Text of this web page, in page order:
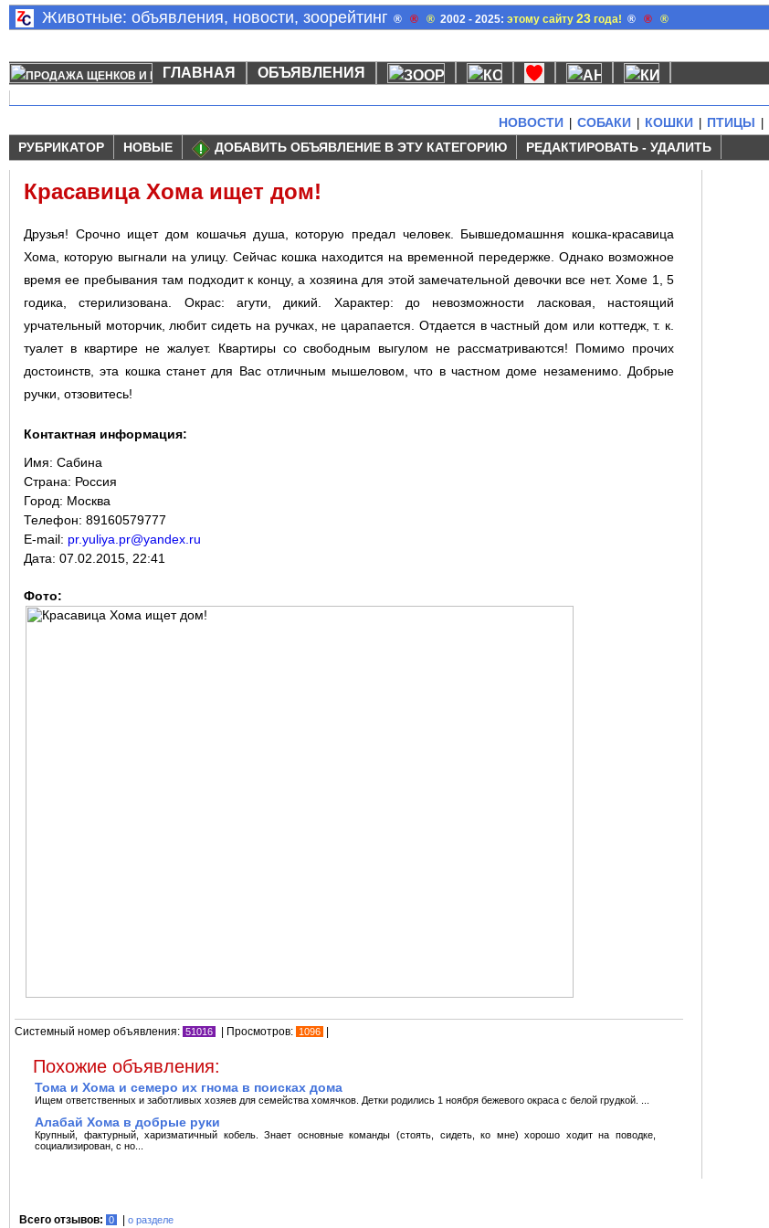
Животные: объявления, новости, зоорейтинг ® ® ® 2002 - 2025:этому сайту23 года! ® ® ®
ГЛАВНАЯ ОБЪЯВЛЕНИЯ
НОВОСТИ СОБАКИ КОШКИ ПТИЦЫ
РУБРИКАТОР
НОВЫЕ ДОБАВИТЬ ОБЪЯВЛЕНИЕ В ЭТУ КАТЕГОРИЮ РЕДАКТИРОВАТЬ - УДАЛИТЬ
Красавица Хома ищет дом!
Друзья! Срочно ищет дом кошачья душа, которую предал человек. Бывшедомашння кошка-красавица
Хома, которую выгнали на улицу. Сейчас кошка находится на временной передержке. Однако возможное
время ее пребывания там подходит к концу, а хозяина для этой замечательной девочки все нет. Хоме 1, 5
годика, стерилизована. Окрас: агути, дикий. Характер: до невозможности ласковая, настоящий
урчательный моторчик, любит сидеть на ручках, не царапается. Отдается в частный дом или коттедж, т. к.
туалет в квартире не жалует. Квартиры со свободным выгулом не рассматриваются! Помимо прочих
достоинств, эта кошка станет для Вас отличным мышеловом, что в частном доме незаменимо. Добрые
ручки, отзовитесь!
Контактная информация:
Имя: Сабина
Страна: Россия
Город: Москва
Телефон: 89160579777
E-mail: pr.yuliya.pr@yandex.ru
Дата: 07.02.2015, 22:41
Фото:
Системный номер объявления: 51016 | Просмотров: 1096
Похожие объявления:
Тома и Хома и семеро их гнома в поисках дома
Ищем ответственных и заботливых хозяев для семейства хомячков. Детки родились 1 ноября бежевого окраса с белой грудкой. ...
Алабай Хома в добрые руки
Крупный, фактурный, харизматичный кобель. Знает основные команды (стоять, сидеть, ко мне) хорошо ходит на поводке,
социализирован, с но...
Всего отзывов: 0 | о разделе